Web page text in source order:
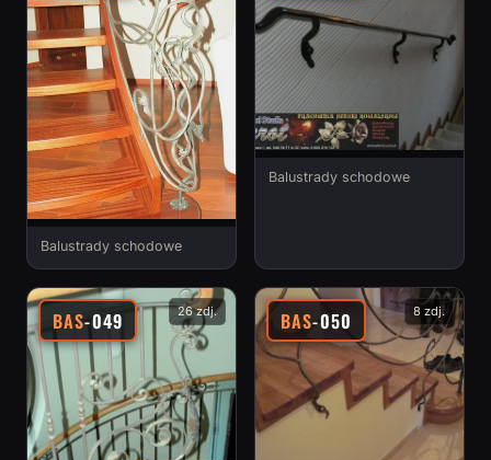
Balustrady schodowe
Balustrady schodowe
BAS-049 26 zdj. BAS-050 8 zdj.